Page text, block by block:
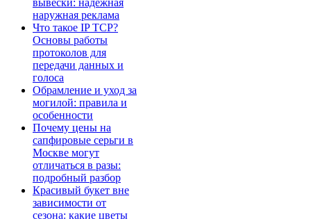
вывески: надёжная
наружная реклама
Что такое IP TCP?
Основы работы
протоколов для
передачи данных и
голоса
Обрамление и уход за
могилой: правила и
особенности
Почему цены на
сапфировые серьги в
Москве могут
отличаться в разы:
подробный разбор
Красивый букет вне
зависимости от
сезона: какие цветы